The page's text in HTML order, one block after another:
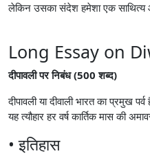
लेकिन उसका संदेश हमेशा एक साथित्य
Long Essay on
दीपावली पर निबंध (500 शब्द)
दीपावली या दीवाली भारत का प्रमुख
यह त्यौहार हर वर्ष कार्तिक मास की
• इतिहास